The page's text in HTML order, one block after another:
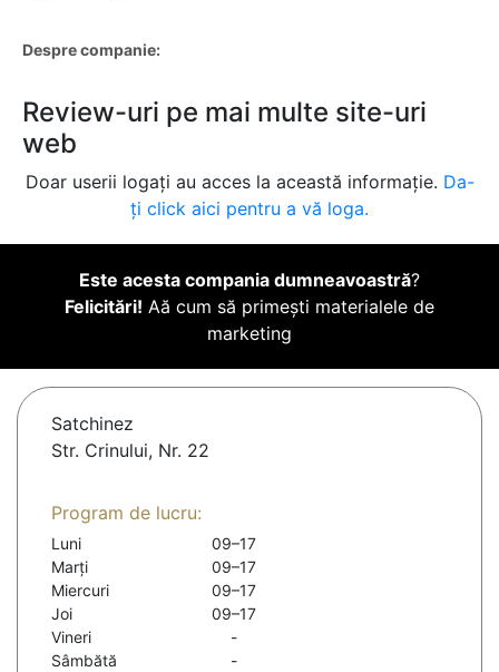
Despre companie:
Review-uri pe mai multe site-uri
web
Doar userii logați au acces la această informație. Da-
ți click aici pentru a vă loga.
Este acesta compania dumneavoastră?
Felicitări! Aă cum să primești materialele de
marketing
Satchinez
Str. Crinului, Nr. 22
Program de lucru:
Luni
09–17
Marți
09–17
Miercuri
09–17
Joi
09–17
Vineri
-
Sâmbătă
-